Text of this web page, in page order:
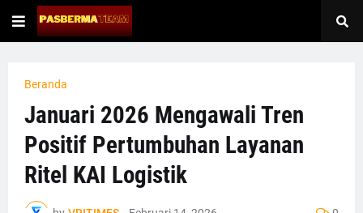
Beranda
Januari 2026 Mengawali Tren
Positif Pertumbuhan Layanan
Ritel KAI Logistik